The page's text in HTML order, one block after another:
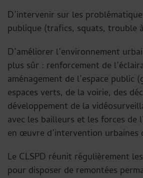
D’intervenir sur les
publique (trafics, squats, trouble
D’améliorer l’environnement
plus sûr : renforcement de
aménagement de l’espace public
espaces verts, de la voirie, des
développement de la
avec les bailleurs et les forces de
en œuvre d’intervention urbaines
Le CLSPD réunit régulièrement
pour disposer de remontées